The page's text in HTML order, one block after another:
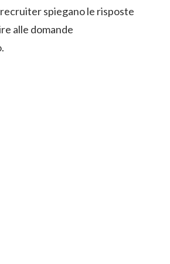
spiegano le risposte
alle domande